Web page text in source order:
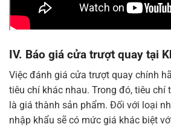
IV. Báo giá cửa trượt quay tại
Việc đánh giá cửa trượt quay chính
tiêu chí khác nhau. Trong đó, tiêu
là giá thành sản phẩm. Đối với loại
nhập khẩu sẽ có mức giá khác biệt